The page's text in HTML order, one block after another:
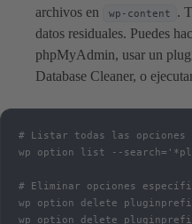
archivos en
wp-content
.
datos residuales. Puedes
phpMyAdmin, usar un
Database Cleaner, o
# Listar todas las opciones
wp option list --
# Eliminar opciones
wp option delete
wp option delete